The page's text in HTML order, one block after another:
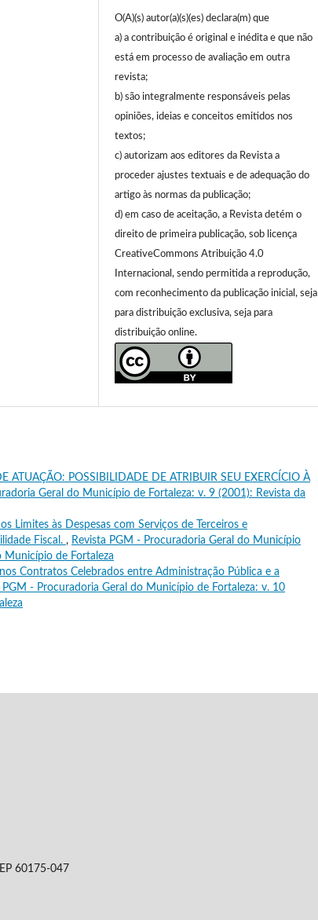
O(A)(s) autor(a)(s)(es) declara(m) que
a) a contribuição é original e inédita e que não
está em processo de avaliação em outra
revista;
b) são integralmente responsáveis pelas
opiniões, ideias e conceitos emitidos nos
textos;
c) autorizam aos editores da Revista a
proceder ajustes textuais e de adequação do
artigo às normas da publicação;
d) em caso de aceitação, a Revista detém o
direito de primeira publicação, sob licença
CreativeCommons Atribuição 4.0
Internacional, sendo permitida a reprodução,
com reconhecimento da publicação inicial, seja
para distribuição exclusiva, seja para
distribuição online.
ATUAÇÃO: POSSIBILIDADE DE ATRIBUIR SEU EXERCÍCIO À
Geral do Município de Fortaleza: v. 9 (2001): Revista da
Limites às Despesas com Serviços de Terceiros e
Fiscal. , Revista PGM - Procuradoria Geral do Município
Município de Fortaleza
Contratos Celebrados entre Administração Pública e a
PGM - Procuradoria Geral do Município de Fortaleza: v. 10
60175-047